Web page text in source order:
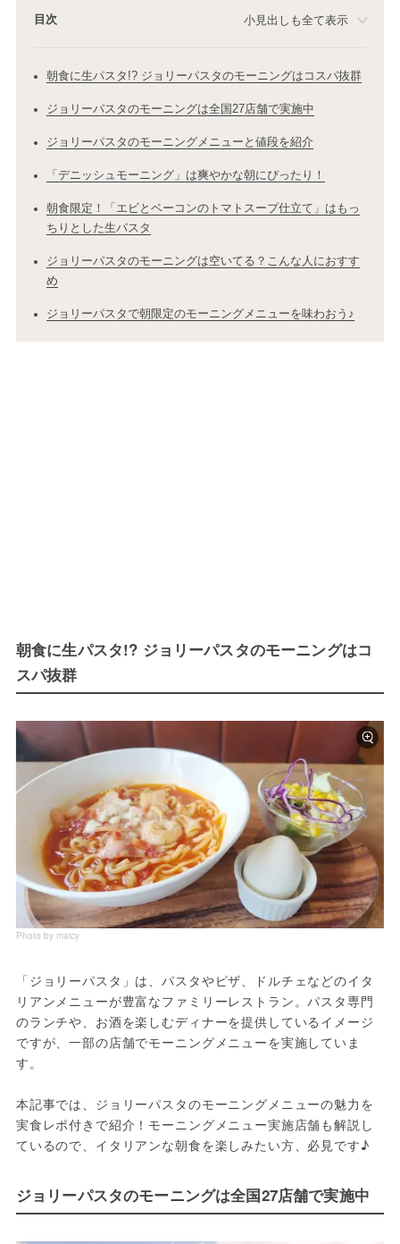
目次 小見出しも全て表示
朝食に生パスタ!? ジョリーパスタのモーニングはコスパ抜群
ジョリーパスタのモーニングは全国27店舗で実施中
ジョリーパスタのモーニングメニューと値段を紹介
「デニッシュモーニング」は爽やかな朝にぴったり！
朝食限定！「エビとベーコンのトマトスープ仕立て」はもっ
ちりとした生パスタ
ジョリーパスタのモーニングは空いてる？こんな人におすす
め
ジョリーパスタで朝限定のモーニングメニューを味わおう♪
朝食に生パスタ!? ジョリーパスタのモーニングはコ
スパ抜群
Photo by maicy
「ジョリーパスタ」は、パスタやピザ、ドルチェなどのイタ
リアンメニューが豊富なファミリーレストラン。パスタ専門
のランチや、お酒を楽しむディナーを提供しているイメージ
ですが、一部の店舗でモーニングメニューを実施していま
す。
本記事では、ジョリーパスタのモーニングメニューの魅力を
実食レポ付きで紹介！モーニングメニュー実施店舗も解説し
ているので、イタリアンな朝食を楽しみたい方、必見です♪
ジョリーパスタのモーニングは全国27店舗で実施中